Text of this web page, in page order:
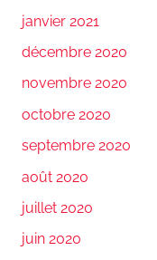
janvier 2021
décembre 2020
novembre 2020
octobre 2020
septembre 2020
août 2020
juillet 2020
juin 2020